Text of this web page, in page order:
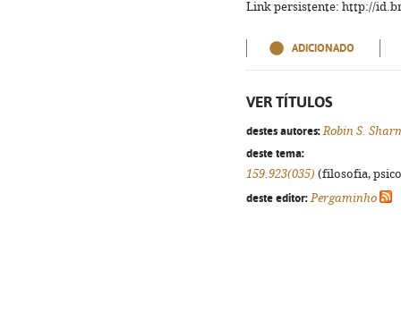
Link persistente: http://
ADICIONADO
VER TÍTULOS
destes autores: Robin S.
deste tema:
159.923(035) (filosofia,
deste editor: Pergaminho